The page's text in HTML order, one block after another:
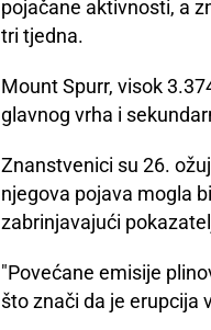
pojačane aktivnosti, a
tri tjedna.
Mount Spurr, visok
glavnog vrha i
Znanstvenici su 26.
njegova pojava mogla
zabrinjavajući
"Povećane emisije
što znači da je erupcija